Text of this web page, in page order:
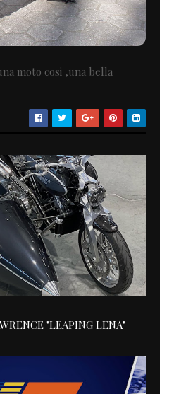
moto cosi ,una bella
"LEAPING LENA"